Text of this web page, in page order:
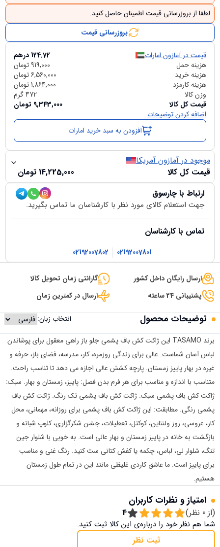
لطفا از بروزرسانی قیمت اطمینان حاصل کنید.
بروزرسانی قیمت
قیمت در آمازون امارات 124.72 درهم
هزینه حمل
919,000تومان
هزینه خرید
6,560,000تومان
هزینه کارمزد
1,864,000تومان
وزن کالا
472گرم
قیمت کل کالا
9,343,000 تومان
اضافه کردن توضیحات
افزودن به سبد خرید امارات
موجود در آمازون آمریکا
قیمت کل کالا
14,225,000 تومان
ارتباط با چارسوق
جهت استعلام کالای مورد نظر با کارشناسان ما تماس بگیرید.
تماس با کارشناسان
02192007801
02192007802
ارسال رایگان داخل کشور
گارانتی زمان تحویل کالا
پشتیبانی 24 ساعته
ارسال در کمترین زمان
توضیحات محصول
انتخاب زبان:
برند TASAMO این ژاکت کش باف پشمی جلو باز راهی معقول برای پوشاندن
لباس آسان شماست. عالی برای زندگی روزمره، کار، مدرسه، فضای باز، حرفه و
غیره در بهار پاییز زمستان. پارچه کشش عالی اجازه می دهد تا تناسب راحت.
متناسب با اندازه و مناسب برای هر فرم بدن فصل: پاییز، زمستان و بهار. سبک:
ژاکت کش باف پشمی سبک. ژاکت کش باف پشمی تک رنگ. ژاکت کش باف
پشمی رنگی. مطابقت: این ژاکت کش باف پشمی برای روزانه، مهمانی، محل
کار، عروسی، روز ولنتاین، کوکتل، تعطیلات، جشن شکرگزاری، کلوپ شبانه و
بازگشت به خانه در پاییز زمستان و بهار عالی است. به خوبی با شلوار جین
تنگ، شلوار لی، لباس، چکمه یا کفش کتانی ست کنید. رنگ غنی و مناسب
برای پاییز است. ما عاشق کاردی غلیظی مانند این در تمام طول زمستان
هستیم.
امتیاز و نظرات کاربران
(از 0 نظر) 4
شما هم نظر خود را درباره‌ی این کالا ثبت کنید.
ثبت نظر